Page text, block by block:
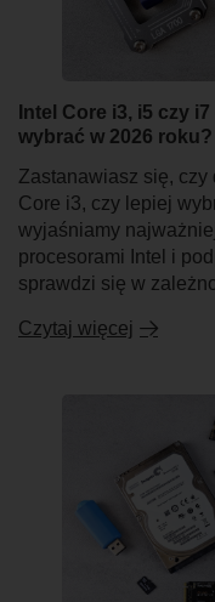
Intel Core i3, i5 czy
wybrać w 2026 roku?
Zastanawiasz się, czy
Core i3, czy lepiej
wyjaśniamy
procesorami Intel i
sprawdzi się w
Czytaj więcej